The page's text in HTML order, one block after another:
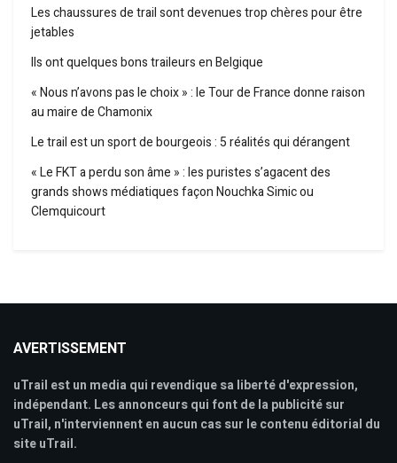
Les chaussures de trail sont devenues trop chères pour être
jetables
Ils ont quelques bons traileurs en Belgique
« Nous n’avons pas le choix » : le Tour de France donne raison
au maire de Chamonix
Le trail est un sport de bourgeois : 5 réalités qui dérangent
« Le FKT a perdu son âme » : les puristes s’agacent des
grands shows médiatiques façon Nouchka Simic ou
Clemquicourt
AVERTISSEMENT
uTrail est un media qui revendique sa liberté d'expression,
indépendant. Les annonceurs qui font de la publicité sur
uTrail, n'interviennent en aucun cas sur le contenu éditorial du
site uTrail.